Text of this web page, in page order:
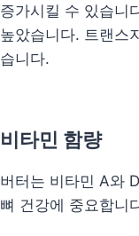
증가시킬 수 있습니
높았습니다. 트랜스
습니다.
비타민 함량
버터는 비타민 A와
뼈 건강에 중요합니